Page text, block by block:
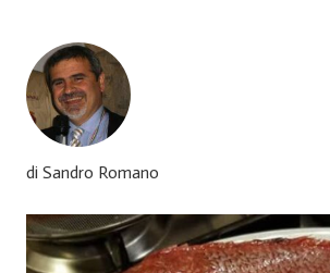
di Sandro Romano